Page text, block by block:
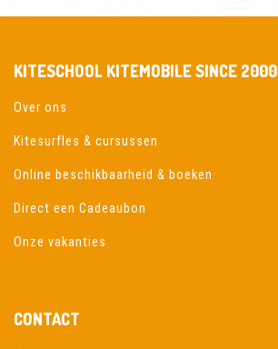
KITESCHOOL KITEMOBILE SINCE 2000
Over ons
Kitesurfles & cursussen
Online beschikbaarheid & boeken
Direct een Cadeaubon
Onze vakanties
CONTACT